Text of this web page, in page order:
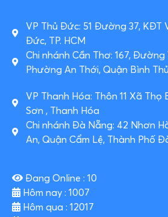
VP Thủ Đức: 51 Đường 37, KĐT
Đức, TP. HCM
Chi nhánh Cần Thơ: 167, Đường
Phường An Thới, Quận Bình
VP Thanh Hóa: Thôn 11 Xã Thọ
Sơn , Thanh Hóa
Chi nhánh Đà Nẵng: 42 Nhơn
An, Quận Cẩm Lệ, Thành Phố
Đang Online : 10
Hôm nay : 1007
Hôm qua : 12017